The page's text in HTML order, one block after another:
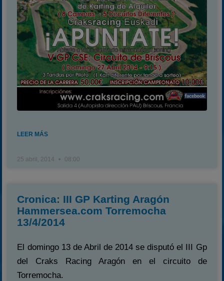
LEER MÁS
25 abril, 2014 08:00
Cronica: III GP Karting Aragón
Hammersea.com Torremocha
13/4/2014
El domingo 13 de Abril de 2014 se disputó el III Gp
del Craks Racing Aragón en el circuito de
Torremocha.